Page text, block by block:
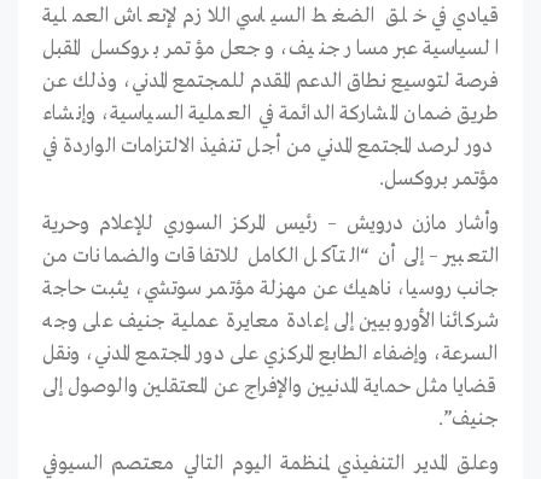
قيادي في خلق الضغط السياسي اللازم لإنعاش العملية
السياسية عبر مسار جنيف، وجعل مؤتمر بروكسل المقبل
فرصة لتوسيع نطاق الدعم المقدم للمجتمع المدني، وذلك عن
طريق ضمان المشاركة الدائمة في العملية السياسية، وإنشاء
دور لرصد المجتمع المدني من أجل تنفيذ الالتزامات الواردة في
مؤتمر بروكسل.
وأشار مازن درويش – رئيس المركز السوري للإعلام وحرية
التعبير – إلى أن “التآكل الكامل للاتفاقات والضمانات من
جانب روسيا، ناهيك عن مهزلة مؤتمر سوتشي، يثبت حاجة
شركائنا الأوروبيين إلى إعادة معايرة عملية جنيف على وجه
السرعة، وإضفاء الطابع المركزي على دور المجتمع المدني، ونقل
قضايا مثل حماية المدنيين والإفراج عن المعتقلين والوصول إلى
جنيف”.
وعلق المدير التنفيذي لمنظمة اليوم التالي معتصم السيوفي